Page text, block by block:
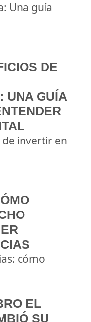
Una guía
DE
UNA GUÍA
invertir en
cómo
EL
SU